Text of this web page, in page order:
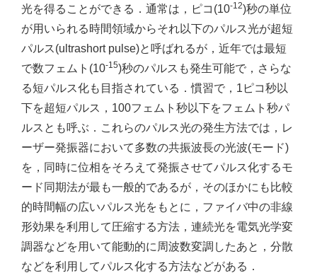
光を得ることができる．通常は，ピコ(10-12)秒の単位
が用いられる時間領域からそれ以下のパルス光が超短
パルス(ultrashort pulse)と呼ばれるが，近年では最短
で数フェムト(10-15)秒のパルスも発生可能で，さらな
る短パルス化も目指されている．慣習で，1ピコ秒以
下を超短パルス，100フェムト秒以下をフェムト秒パ
ルスとも呼ぶ．これらのパルス光の発生方法では，レ
ーザー発振器において多数の共振波長の光波(モード)
を，同時に位相をそろえて発振させてパルス化するモ
ード同期法が最も一般的であるが，そのほかにも比較
的時間幅の広いパルス光をもとに，ファイバ中の非線
形効果を利用して圧縮する方法，連続光を電気光学変
調器などを用いて能動的に周波数変調したあと，分散
などを利用してパルス化する方法などがある．